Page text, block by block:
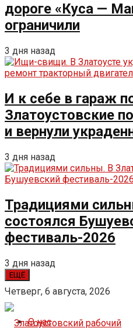
дороге «Куса —
ограничили
3 дня назад
И к себе в гараж
Златоустовские
и вернули
3 дня назад
Традициями
состоялся
фестиваль-2026
3 дня назад
ЕЩЁ
Четверг, 6 августа, 2026
О нас